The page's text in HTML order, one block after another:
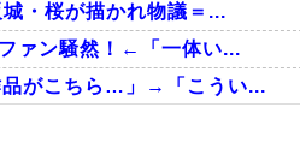
・桜が描かれ物議＝...
ァン騒然！←「一体い...
品がこちら…」→「こうい...